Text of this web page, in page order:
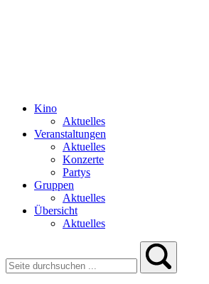
Kino
Aktuelles
Veranstaltungen
Aktuelles
Konzerte
Partys
Gruppen
Aktuelles
Übersicht
Aktuelles